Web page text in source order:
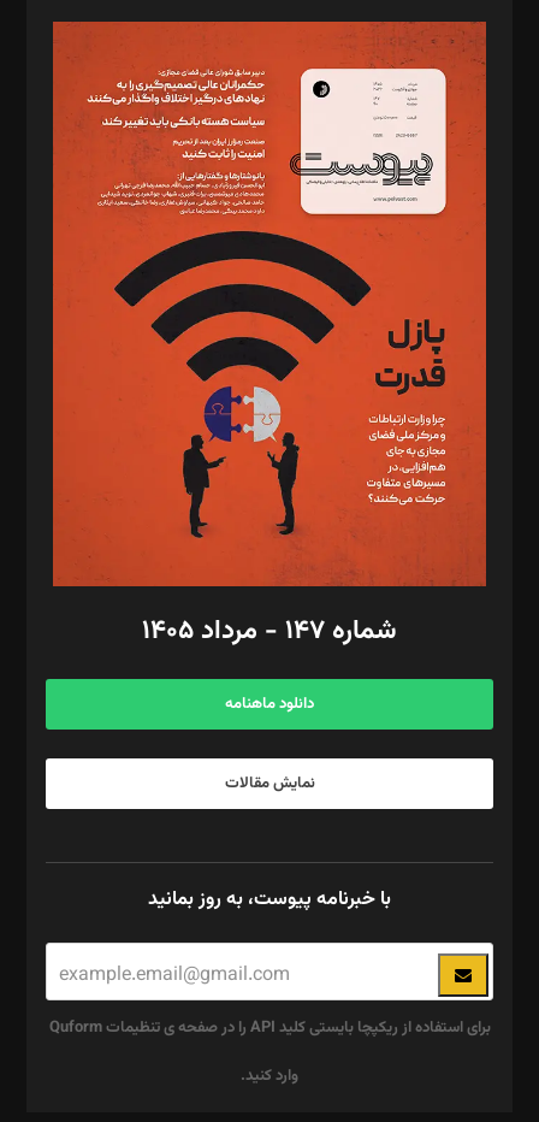
مدیر مسئول: محمدباقر اثنی‌عشری
سردبیر: مهرک محمودی
دبیر تحریریه: میثم قاسمی
د‌بیر ناداستان: سمانه سمیع
د‌بیر خدمت و تجارت: ابوالفضل رجبی
د‌بیر حقوق فناوری: حسام‌الدین ایپکچی
د‌بیر پیوست جهان: مینا پاکدل
د‌بیر تحریریه آنلاین: بابک نقاش
تحریریه‌: مجتبی محمود‌ی، آرش برهمند، یسنا امان‌پور، سروش کرمیان،
مصطفی مسجدی آرانی، ابوالفضل رجبی، زهرا فکرانه، فائزه فتحی
رستمی،مصطفی باستان
ویرایش: نگار استاد‌‌آقا
طراح یونیفرم: مجید توکلی
فیلمبرداری و عکاسی: امیر شفیعی، مانی لطفی زاده
گرافیک و صفحه‌آرایی: سید‌سبحان‌علی ثابت
مد‌یر توسعه تجاری: کامبیز برید‌
امور مالی: شاپور رهبری، محمد‌ کاظمی‌نیا
آگهی و مشترکین: ۰۹۱۹۹۹۹۰۴۵۴
شماره ۱۴۷ - مرداد ۱۴۰۵
دانلود ماهنامه
نمایش مقالات
با خبرنامه پیوست، به روز بمانید
برای استفاده از ریکپچا بایستی کلید API را در صفحه ی تنظیمات Quform
وارد کنید.